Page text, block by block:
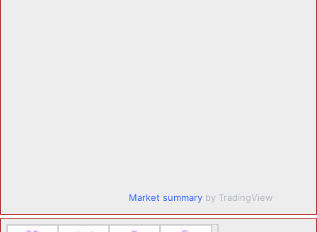
Market summary by TradingView